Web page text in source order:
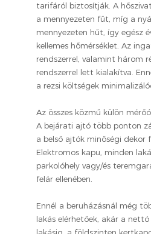
tarifáról biztosítják. A
a mennyezeten fűt, míg a
mennyezeten hűt, így egész
kellemes hőmérséklet. Az
rendszerrel, valamint három
rendszerrel lett kialakítva.
a rezsi költségek
Az összes közmű külön
A bejárati ajtó több ponton
a belső ajtók minőségi dekor
Elektromos kapu, minden
parkolóhely vagy/és
felár ellenében.
Ennél a beruházásnál még
lakás elérhetőek, akár a